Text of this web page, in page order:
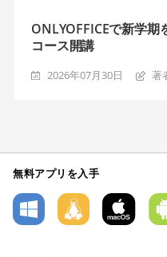
ONLYOFFICEで新学
コース開講
2026年07月30日 著
無料アプリを入手